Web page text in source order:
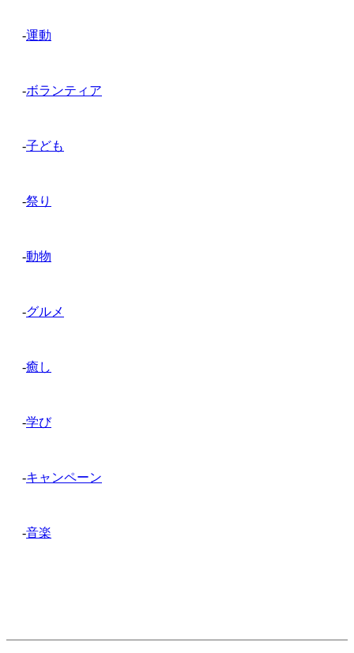
-運動
-ボランティア
-子ども
-祭り
-動物
-グルメ
-癒し
-学び
-キャンペーン
-音楽